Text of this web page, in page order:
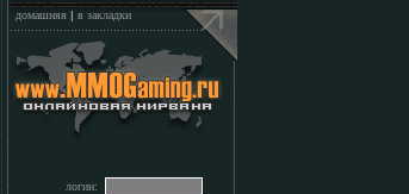
домашняя | в закладки
логин: